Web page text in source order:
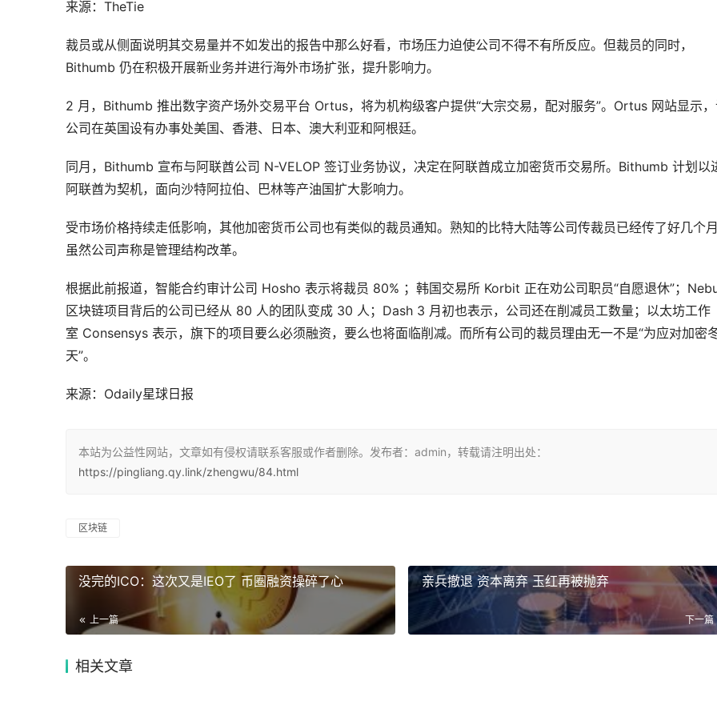
来源：TheTie
裁员或从侧面说明其交易量并不如发出的报告中那么好看，市场压力迫使公司不得不有所反应。但裁员的同时，
Bithumb 仍在积极开展新业务并进行海外市场扩张，提升影响力。
2 月，Bithumb 推出数字资产场外交易平台 Ortus，将为机构级客户提供“大宗交易，配对服务”。Ortus 网站显示
公司在英国设有办事处美国、香港、日本、澳大利亚和阿根廷。
同月，Bithumb 宣布与阿联酋公司 N-VELOP 签订业务协议，决定在阿联酋成立加密货币交易所。Bithumb 计划以
阿联酋为契机，面向沙特阿拉伯、巴林等产油国扩大影响力。
受市场价格持续走低影响，其他加密货币公司也有类似的裁员通知。熟知的比特大陆等公司传裁员已经传了好几个月
虽然公司声称是管理结构改革。
根据此前报道，智能合约审计公司 Hosho 表示将裁员 80% ；韩国交易所 Korbit 正在劝公司职员“自愿退休”；
区块链项目背后的公司已经从 80 人的团队变成 30 人；Dash 3 月初也表示，公司还在削减员工数量；以太坊工作
室 Consensys 表示，旗下的项目要么必须融资，要么也将面临削减。而所有公司的裁员理由无一不是“为应对加密
天”。
来源： Odaily星球日报
本站为公益性网站，文章如有侵权请联系客服或作者删除。发布者：admin，转载请注明出处：
https://pingliang.qy.link/zhengwu/84.html
区块链
没完的ICO：这次又是IEO了 币圈融资操碎了心
上一篇
亲兵撤退 资本离弃 玉红再被抛弃
下一篇
相关文章